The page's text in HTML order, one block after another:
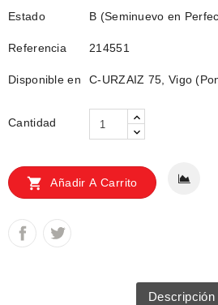
Estado B (Seminuevo en
Referencia 214551
Disponible en C-URZAIZ 75, Vigo
Cantidad
 Añadir A Carrito
Descripción